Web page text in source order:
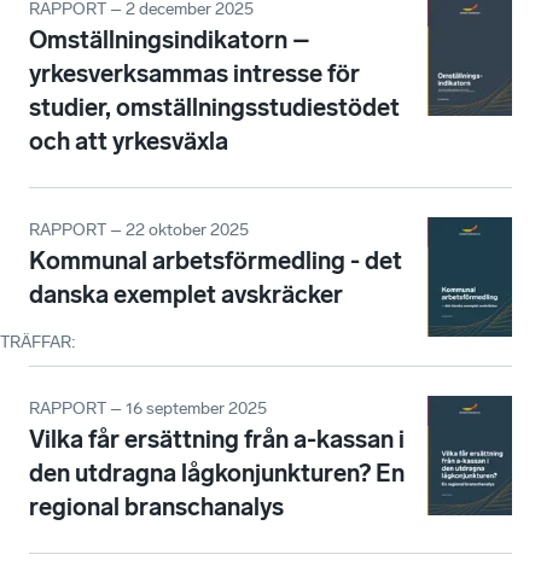
TRÄFFAR:
RAPPORT – 2 december 2025
Omställningsindikatorn –
yrkesverksammas intresse för
studier, omställningsstudiestödet
och att yrkesväxla
RAPPORT – 22 oktober 2025
Kommunal arbetsförmedling - det
danska exemplet avskräcker
RAPPORT – 16 september 2025
Vilka får ersättning från a-kassan i
den utdragna lågkonjunkturen? En
regional branschanalys